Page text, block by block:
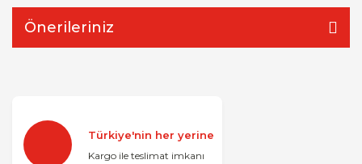
Önerileriniz
Türkiye'nin her yerine
Kargo ile teslimat imkanı